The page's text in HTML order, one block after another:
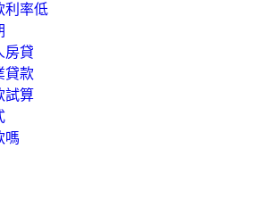
利率低
房貸
貸款
試算
嗎